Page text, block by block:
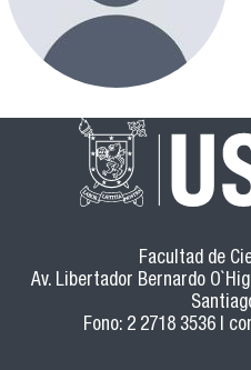
Facultad de
Av. Libertador Bernardo
Fono: 2 2718 3536 |